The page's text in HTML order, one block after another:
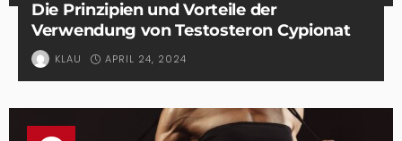
Die Prinzipien und Vorteile der
Verwendung von Testosteron Cypionat
KLAU APRIL 24, 2024